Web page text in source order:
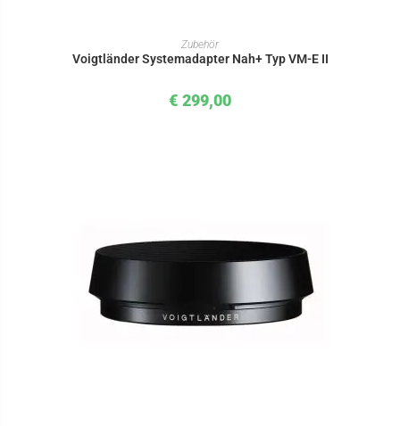
IN DEN WARENKORB
Zubehör
Voigtländer Systemadapter Nah+ Typ VM-E II
€ 299,00